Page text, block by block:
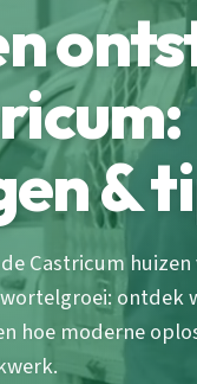
&
Castricum
ontdek
hoe moderne